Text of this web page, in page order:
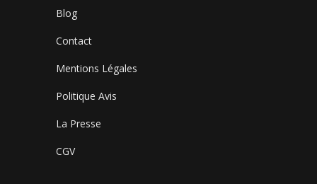
Blog
Contact
Mentions Légales
Politique Avis
La Presse
CGV